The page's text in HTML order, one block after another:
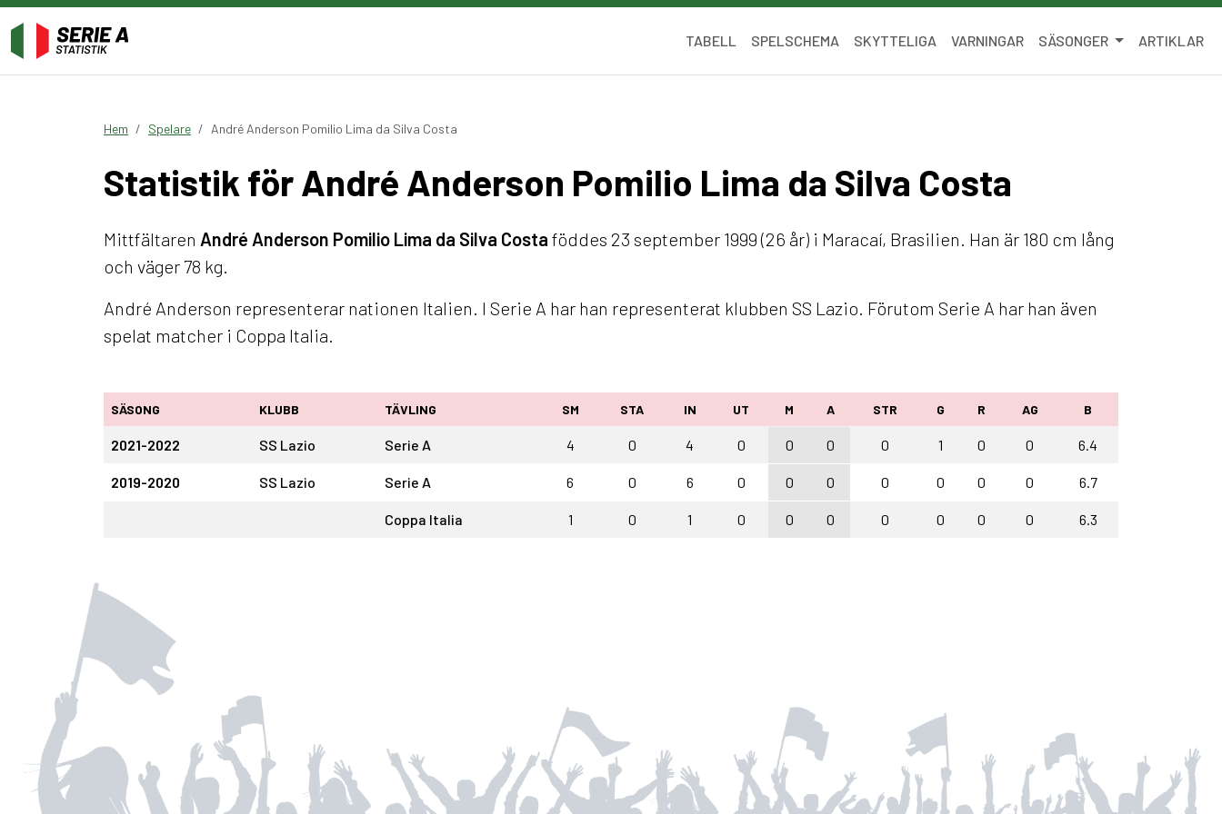
TABELL SPELSCHEMA SKYTTELIGA VARNINGAR SÄSONGER ARTIKLAR
Hem Spelare André Anderson Pomilio Lima da Silva Costa
Statistik för André Anderson Pomilio Lima da Silva Costa
Mittfältaren André Anderson Pomilio Lima da Silva Costa föddes 23 september 1999 (26 år) i Maracaí, Brasilien. Han är 180 cm lång
och väger 78 kg.
André Anderson representerar nationen Italien. I Serie A har han representerat klubben SS Lazio. Förutom Serie A har han även
spelat matcher i Coppa Italia.
SÄSONG KLUBB TÄVLING SM STA IN UT M A STR G R AG B
2021-2022 SS Lazio Serie A 4 0 4 0 0 0 0 1 0 0 6.4
2019-2020 SS Lazio Serie A 6 0 6 0 0 0 0 0 0 0 6.7
Coppa Italia 1 0 1 0 0 0 0 0 0 0 6.3